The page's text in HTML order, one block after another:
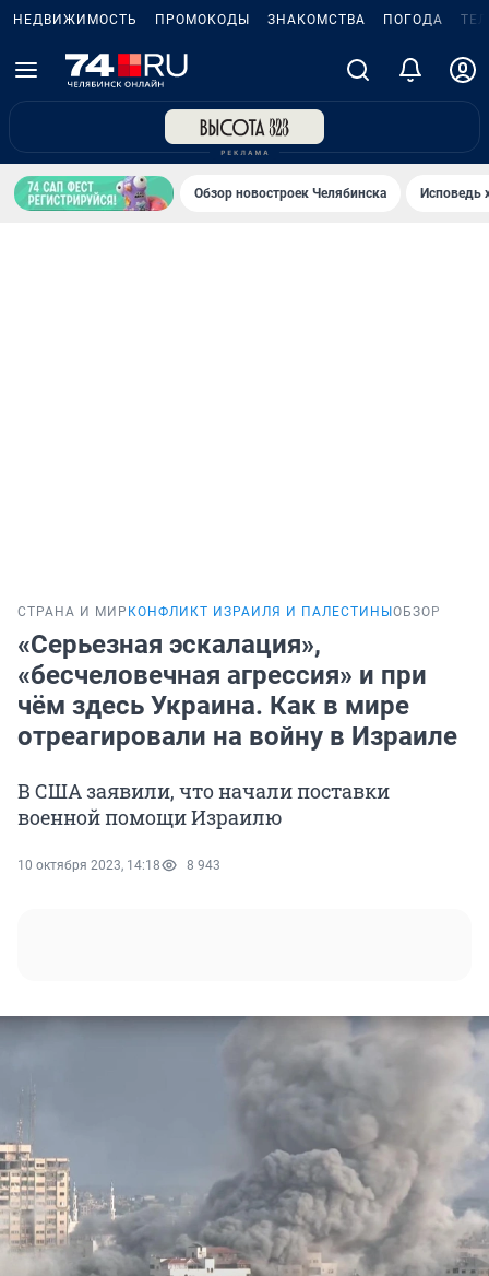
НЕДВИЖИМОСТЬ ПРОМОКОДЫ ЗНАКОМСТВА ПОГОДА
Обзор новостроек Челябинска Исповедь
СТРАНА И МИР КОНФЛИКТ ИЗРАИЛЯ И ПАЛЕСТИНЫ ОБЗОР
«Серьезная эскалация»,
«бесчеловечная агрессия» и при
чём здесь Украина. Как в мире
отреагировали на войну в Израиле
В США заявили, что начали поставки
военной помощи Израилю
10 октября 2023, 14:18 8 943